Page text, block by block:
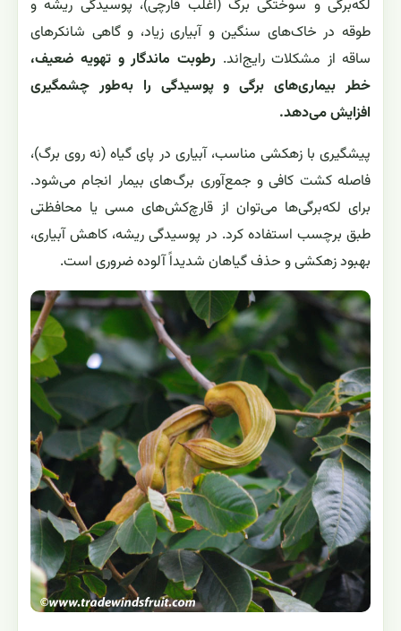
لکه‌برگی و سوختگی برگ (اغلب قارچی)، پوسیدگی ریشه و
طوقه در خاک‌های سنگین و آبیاری زیاد، و گاهی شانکرهای
ساقه از مشکلات رایج‌اند. رطوبت ماندگار و تهویه ضعیف،
خطر بیماری‌های برگی و پوسیدگی را به‌طور چشمگیری
افزایش می‌دهد.
پیشگیری با زهکشی مناسب، آبیاری در پای گیاه (نه روی برگ)،
فاصله کشت کافی و جمع‌آوری برگ‌های بیمار انجام می‌شود.
برای لکه‌برگی‌ها می‌توان از قارچ‌کش‌های مسی یا محافظتی
طبق برچسب استفاده کرد. در پوسیدگی ریشه، کاهش آبیاری،
بهبود زهکشی و حذف گیاهان شدیداً آلوده ضروری است.